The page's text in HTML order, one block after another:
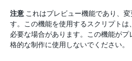
注意 これはプレビュー機能であり、
す。この機能を使用するスクリプト
必要な場合があります。この機能が
格的な制作に使用しないでください。